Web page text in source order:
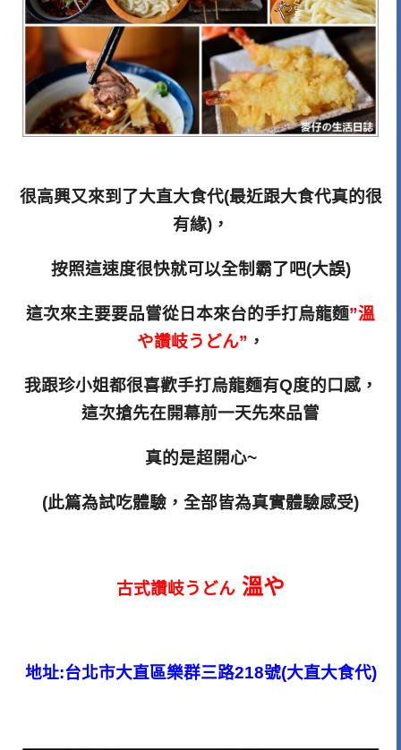
很高興又來到了大直大食代(最近跟大食代真的很
有緣)，
按照這速度很快就可以全制霸了吧(大誤)
這次來主要要品嘗從日本來台的手打烏龍麵”溫
や讚岐うどん” ，
我跟珍小姐都很喜歡手打烏龍麵有Q度的口感，
這次搶先在開幕前一天先來品嘗
真的是超開心~
(此篇為試吃體驗，全部皆為真實體驗感受)
古式讚岐うどん 溫や
地址:台北市大直區樂群三路218號(大直大食代)